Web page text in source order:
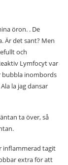
öron. . De
Är det sant? Men
och
Lymfocyt var
bubbla inombords
la jag dansar
ta över, så
inflammerad tagit
extra för att